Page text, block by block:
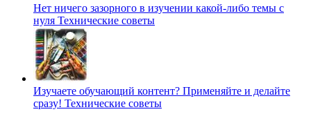
Нет ничего зазорного в изучении какой-либо темы с
нуля Технические советы
Изучаете обучающий контент? Применяйте и делайте
сразу! Технические советы